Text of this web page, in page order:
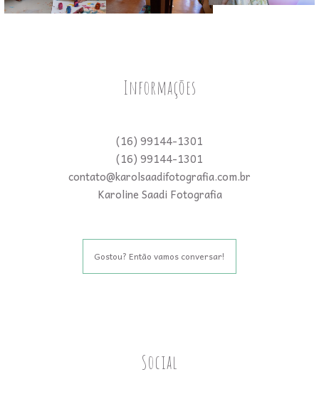
Informações
(16) 99144-1301
(16) 99144-1301
contato@karolsaadifotografia.com.br
Karoline Saadi Fotografia
Gostou? Então vamos conversar!
Social